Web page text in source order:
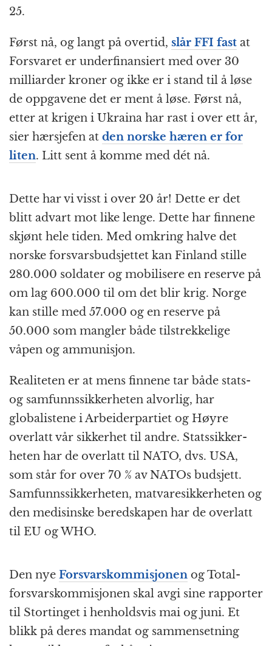
25.
Først nå, og langt på overtid, slår FFI fast at
Forsvaret er under­finansiert med over 30
milliarder kroner og ikke er i stand til å løse
de oppgavene det er ment å løse. Først nå,
etter at krigen i Ukraina har rast i over ett år,
sier hærsjefen at den norske hæren er for
liten. Litt sent å komme med dét nå.
Dette har vi visst i over 20 år! Dette er det
blitt advart mot like lenge. Dette har finnene
skjønt hele tiden. Med omkring halve det
norske forsvars­budsjettet kan Finland stille
280.000 soldater og mobilisere en reserve på
om lag 600.000 til om det blir krig. Norge
kan stille med 57.000 og en reserve på
50.000 som mangler både tilstrekkelige
våpen og ammunisjon.
Realiteten er at mens finnene tar både stats-
og samfunns­sikkerheten alvorlig, har
globalistene i Arbeider­partiet og Høyre
overlatt vår sikkerhet til andre. Stats­sikker­
heten har de overlatt til NATO, dvs. USA,
som står for over 70 % av NATOs budsjett.
Samfunns­sikkerheten, matvare­sikker­heten og
den medisinske beredskapen har de overlatt
til EU og WHO.
Den nye Forsvarskommisjonen og Total­
forsvars­kommisjonen skal avgi sine rapporter
til Stortinget i henholdsvis mai og juni. Et
blikk på deres mandat og sammen­setning